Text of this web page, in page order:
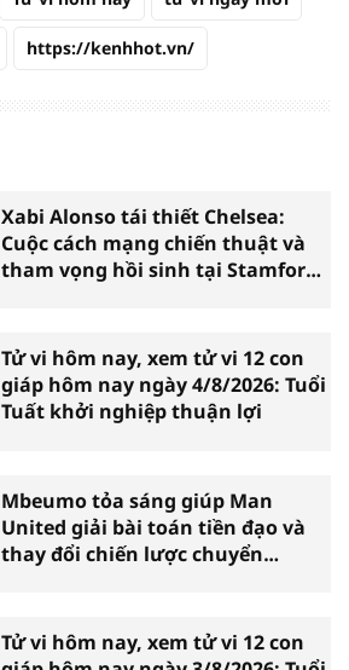
https://kenhhot.vn/
Xabi Alonso tái thiết Chelsea:
Cuộc cách mạng chiến thuật và
tham vọng hồi sinh tại Stamford
Tử vi hôm nay, xem tử vi 12 con
giáp hôm nay ngày 4/8/2026: Tuổi
Tuất khởi nghiệp thuận lợi
Mbeumo tỏa sáng giúp Man
United giải bài toán tiền đạo và
thay đổi chiến lược chuyển
Tử vi hôm nay, xem tử vi 12 con